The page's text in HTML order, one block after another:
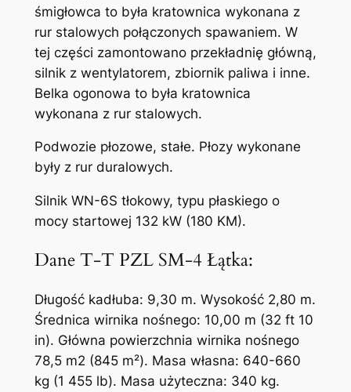
śmigłowca to była kratownica wykonana z
rur stalowych połączonych spawaniem. W
tej części zamontowano przekładnię główną,
silnik z wentylatorem, zbiornik paliwa i inne.
Belka ogonowa to była kratownica
wykonana z rur stalowych.
Podwozie płozowe, stałe. Płozy wykonane
były z rur duralowych.
Silnik WN-6S tłokowy, typu płaskiego o
mocy startowej 132 kW (180 KM).
Dane T-T PZL SM-4 Łątka:
Długość kadłuba: 9,30 m. Wysokość 2,80 m.
Średnica wirnika nośnego: 10,00 m (32 ft 10
in). Główna powierzchnia wirnika nośnego
78,5 m2 (845 m²). Masa własna: 640-660
kg (1 455 lb). Masa użyteczna: 340 kg.